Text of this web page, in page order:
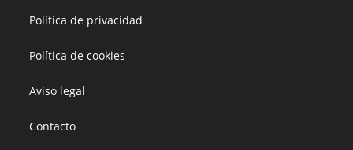
Política de privacidad
Política de cookies
Aviso legal
Contacto